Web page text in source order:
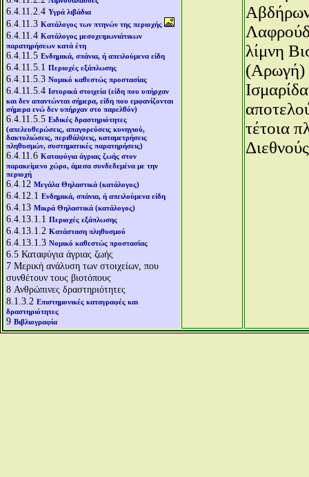
6.4.11.2.4 Υγρά λιβάδια
6.4.11.3 Κατάλογος των πτηνών της περιοχής
6.4.11.4 Κατάλογος μεσοχειμωνιάτικων
παρατηρήσεων κατά έτη
6.4.11.5 Ενδημικά, σπάνια, ή απειλούμενα είδη
6.4.11.5.1 Περιοχές εξάπλωσης
6.4.11.5.3 Νομικό καθεστώς προστασίας
6.4.11.5.4 Ιστορικά στοιχεία (είδη που υπήρχαν
και δεν απαντώνται σήμερα, είδη που εμφανίζονται
σήμερα ενώ δεν υπήρχαν στο παρελθόν)
6.4.11.5.5 Ειδικές δραστηριότητες
(απελευθερώσεις, απαγορεύσεις κυνηγιού,
δακτυλιώσεις, περιθάλψεις, καταμετρήσεις
πληθυσμών, συστηματικές παρατηρήσεις)
6.4.11.6 Καταφύγια άγριας ζωής στον
παρακείμενο χώρο, άμεσα συνδεδεμένα με την
περιοχή
6.4.12 Μεγάλα Θηλαστικά (κατάλογος)
6.4.12.1 Ενδημικά, σπάνια, ή απειλούμενα είδη
6.4.13 Μικρά Θηλαστικά (κατάλογος)
6.4.13.1.1 Περιοχές εξάπλωσης
6.4.13.1.2 Κατάσταση πληθυσμού
6.4.13.1.3 Νομικό καθεστώς προστασίας
6.5 Καταφύγια άγριας ζωής
7 Μερική ανάλυση των στοιχείων, που
συνθέτουν τους βιοτόπους
8 Ανθρώπινες δραστηριότητες
8.1.3.2 Επιστημονικές καταγραφές και
δραστηριότητες
9 Βιβλιογραφία
λίμνη
(Αρωγή)
τέτοια